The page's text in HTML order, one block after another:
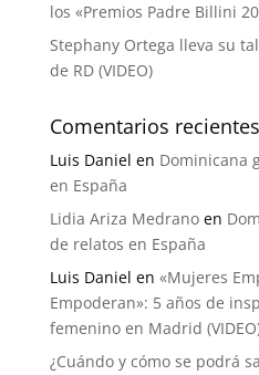
los «Premios Padre Billini
Stephany Ortega lleva su
de RD (VIDEO)
Comentarios recientes
Luis Daniel en Dominicana
en España
Lidia Ariza Medranoen
de relatos en España
Luis Daniel en «Mujeres
Empoderan»: 5 años de
femenino en Madrid
¿Cuándo y cómo se podrá